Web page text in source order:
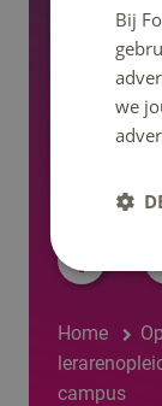
Volg ons
Home
campus
Bij
we